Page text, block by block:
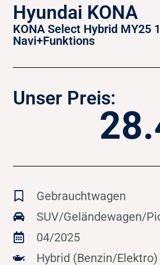
Hyundai KONA
KONA Select Hybrid MY25
Navi+Funktions
Unser Preis:
Gebrauchtwagen
SUV/Geländewagen/
04/2025
Hybrid (Benzin/Elektro)